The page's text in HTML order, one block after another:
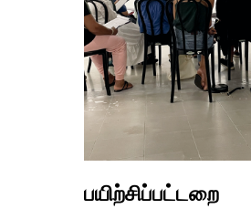
பயிற்சிப்பட்டறை